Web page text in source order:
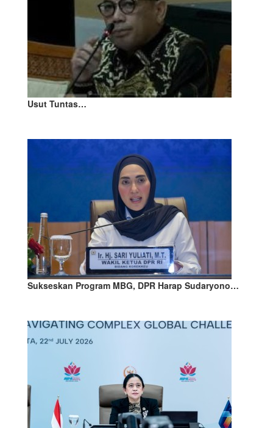
Usut Tuntas…
Sukseskan Program MBG, DPR Harap Sudaryono…